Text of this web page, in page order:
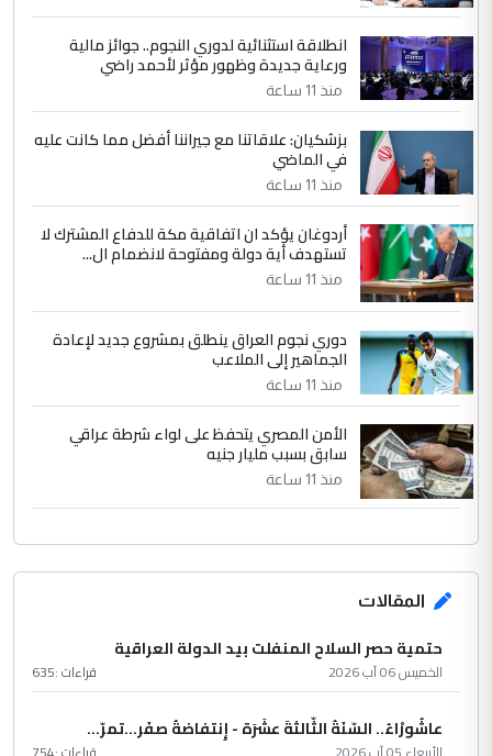
5 سردار
التعليق : واحد من عصابة علي ماما يسقط
جنسية الرافد الثالث للعراق ومن اصول عريقة
الموضوع :
الجواهري يرد على صدام حسين سل
مضجعيك يابن الزنا (نص كامل)
انطلاقة استثنائية لدوري النجوم.. جوائز مالية
ورعاية جديدة وظهور مؤثر لأحمد راضي
منذ 11 ساعة
بزشكيان: علاقاتنا مع جيراننا أفضل مما كانت عليه
في الماضي
منذ 11 ساعة
أردوغان يؤكد ان اتفاقية مكة للدفاع المشترك لا
تستهدف أية دولة ومفتوحة لانضمام ال...
منذ 11 ساعة
دوري نجوم العراق ينطلق بمشروع جديد لإعادة
الجماهير إلى الملاعب
منذ 11 ساعة
الأمن المصري يتحفظ على لواء شرطة عراقي
سابق بسبب مليار جنيه
منذ 11 ساعة
المقالات
حتمية حصر السلاح المنفلت بيد الدولة العراقية
الخميس 06 آب 2026 قراءات :635
عاشُورْاءُ.. السّنَةُ الثّالثةَ عشَرَة - إِنتفاضةُ صفَر…تمرّ...